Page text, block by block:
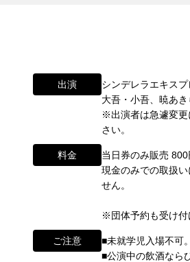
出演
シンデレラエキス
大吾・小吾、暁あき
※出演者は急遽変更
さい。
料金
当日券のみ販売 800
現金のみでの取扱
せん。
※団体予約も受け
ご注意
■未就学児入場不可
■公演中の飲酒なら
DAIHATSU
アクセス